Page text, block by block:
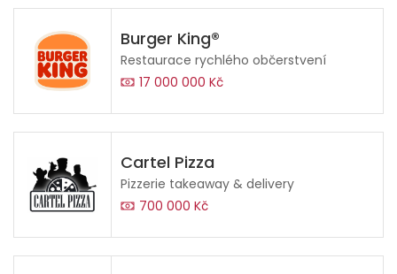
Burger King®
Restaurace rychlého občerstvení
17 000 000 Kč
Cartel Pizza
Pizzerie takeaway & delivery
700 000 Kč